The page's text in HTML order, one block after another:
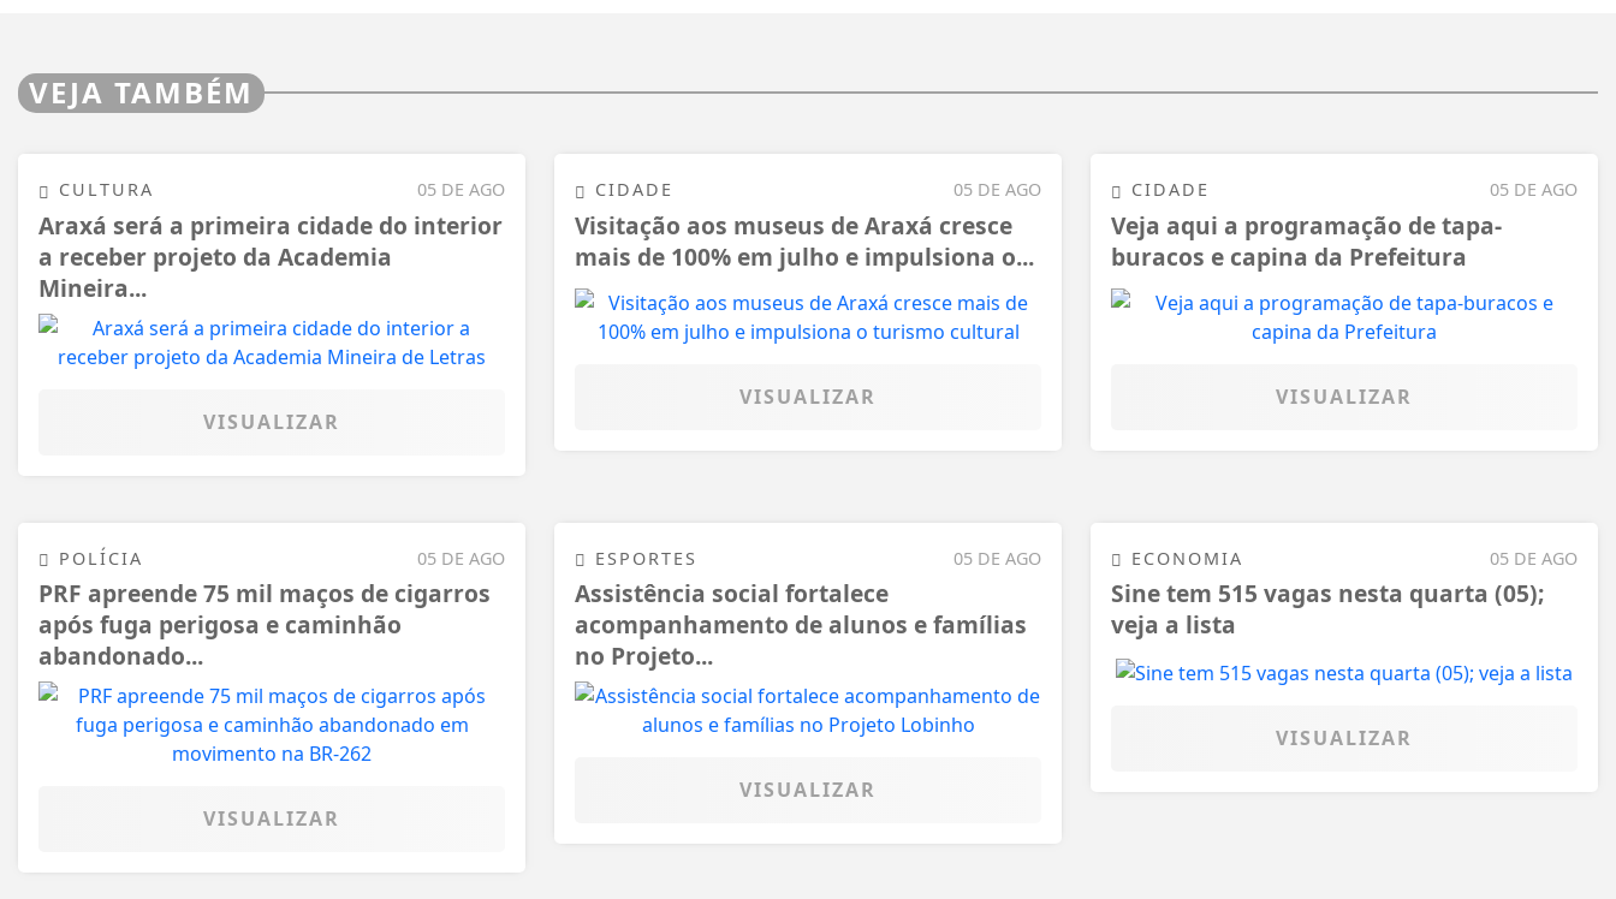
VEJA TAMBÉM
05 DE AGO
CULTURA
Araxá será a primeira cidade do interior
a receber projeto da Academia
Mineira...
VISUALIZAR
05 DE AGO
CIDADE
Visitação aos museus de Araxá cresce
mais de 100% em julho e impulsiona o...
VISUALIZAR
05 DE AGO
CIDADE
Veja aqui a programação de tapa-
buracos e capina da Prefeitura
VISUALIZAR
05 DE AGO
POLÍCIA
PRF apreende 75 mil maços de cigarros
após fuga perigosa e caminhão
abandonado...
VISUALIZAR
05 DE AGO
ESPORTES
Assistência social fortalece
acompanhamento de alunos e famílias
no Projeto...
VISUALIZAR
05 DE AGO
ECONOMIA
Sine tem 515 vagas nesta quarta (05);
veja a lista
VISUALIZAR